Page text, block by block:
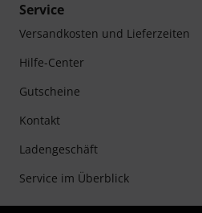
Service
Versandkosten und Lieferzeiten
Hilfe-Center
Gutscheine
Kontakt
Ladengeschäft
Service im Überblick